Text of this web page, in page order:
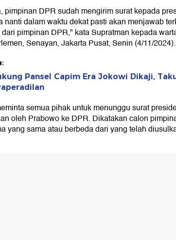
pimpinan DPR sudah mengirim surat kepada
nanti dalam waktu dekat pasti akan menjawab
pimpinan DPR," kata Supratman kepada
Senayan, Jakarta Pusat, Senin (4/11/2024).
Pansel Capim Era Jokowi Dikaji,
semua pihak untuk menunggu surat
oleh Prabowo ke DPR. Dikatakan calon
yang sama atau berbeda dari yang telah